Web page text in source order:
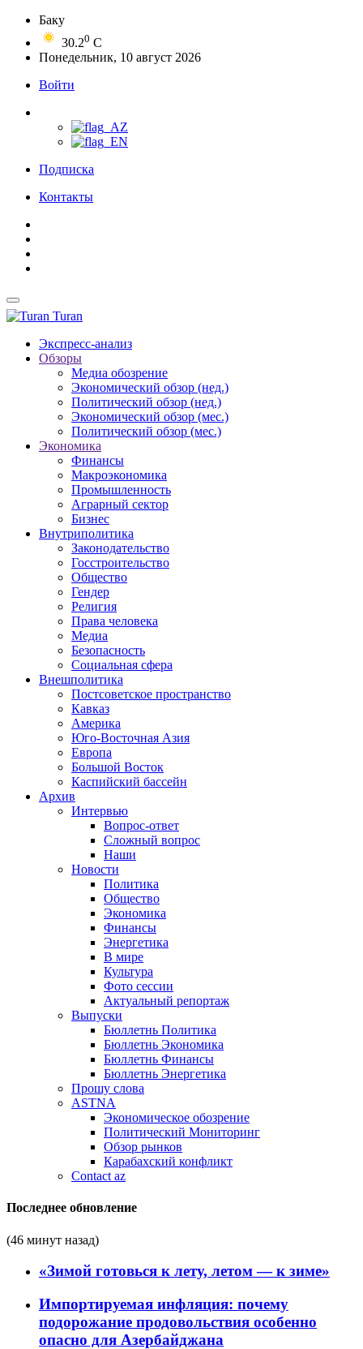
Баку
30.20 C
Понедельник, 10 август 2026
Войти
Подписка
Контакты
Turan
Экспресс-анализ
Обзоры
Медиа обозрение
Экономический обзор (нед.)
Политический обзор (нед.)
Экономический обзор (мес.)
Политический обзор (мес.)
Экономика
Финансы
Макроэкономика
Промышленность
Аграрный сектор
Бизнес
Внутриполитика
Законодательство
Госстроительство
Общество
Гендер
Религия
Права человека
Медиа
Безопасность
Социальная сфера
Внешполитика
Постсоветское пространство
Кавказ
Америка
Юго-Восточная Азия
Европа
Большой Восток
Каспийский бассейн
Архив
Интервью
Вопрос-ответ
Сложный вопрос
Наши
Новости
Политика
Общество
Экономика
Финансы
Энергетика
В мире
Культура
Фото сессии
Актуальный репортаж
Выпуски
Бюллетнь Политика
Бюллетнь Экономика
Бюллетнь Финансы
Бюллетнь Энергетика
Прошу слова
ASTNA
Экономическое обозрение
Политический Мониторинг
Обзор рынков
Карабахский конфликт
Contact az
Последнее обновление
(46 минут назад)
«Зимой готовься к лету, летом — к зиме»
Импортируемая инфляция: почему
подорожание продовольствия особенно
опасно для Азербайджана